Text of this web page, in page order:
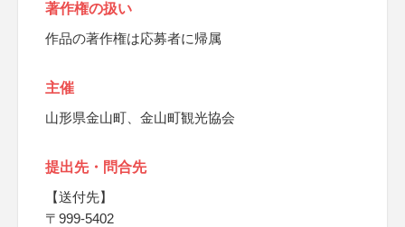
著作権の扱い
作品の著作権は応募者に帰属
主催
山形県金山町、金山町観光協会
提出先・問合先
【送付先】
〒999-5402